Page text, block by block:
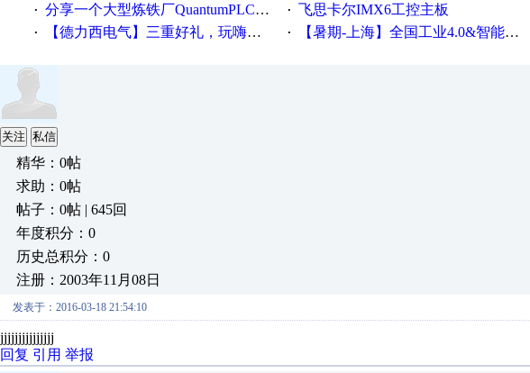
· 分享一个大型炼铁厂QuantumPLC双机冗余系统的程序，很有借鉴价值！ · 飞思卡尔IMX6工控主板
· 【德力西电气】三重好礼，玩嗨夏日！ · 【暑期-上海】全国工业4.0&智能制造高级培训班通知！
关注 私信
精华：0帖
求助：0帖
帖子：0帖 | 645回
年度积分：0
历史总积分：0
注册：2003年11月08日
发表于：2016-03-18 21:54:10
jjjjjjjjjjjjjjj
回复 引用 举报